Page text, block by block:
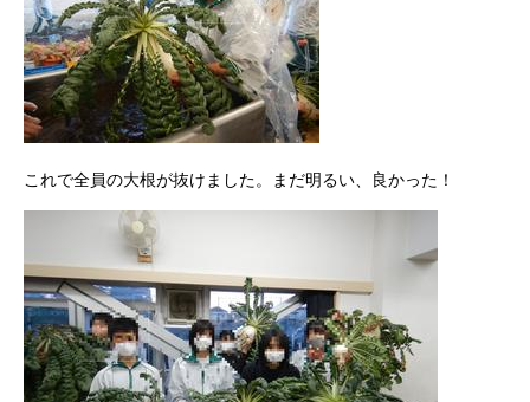
これで全員の大根が抜けました。まだ明るい、良かった！